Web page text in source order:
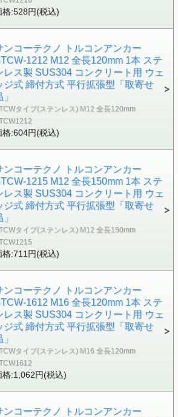
格:528円(税込)
ンコーテクノ トルコンアンカー
1212 M12 全長120mm 1本 ステ
レス製 SUS304 コンクリート用 ウェ
ジ式 締付方式 平行拡張型「取寄せ
タイプ(ステンレス) M12 全長120mm
格:604円(税込)
ンコーテクノ トルコンアンカー
1215 M12 全長150mm 1本 ステ
レス製 SUS304 コンクリート用 ウェ
ジ式 締付方式 平行拡張型「取寄せ
タイプ(ステンレス) M12 全長150mm
格:711円(税込)
ンコーテクノ トルコンアンカー
1612 M16 全長120mm 1本 ステ
レス製 SUS304 コンクリート用 ウェ
ジ式 締付方式 平行拡張型「取寄せ
タイプ(ステンレス) M16 全長120mm
格:1,062円(税込)
ンコーテクノ トルコンアンカー